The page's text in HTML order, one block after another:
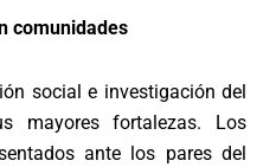
comunidades
social e investigación del
mayores fortalezas. Los
ante los pares del